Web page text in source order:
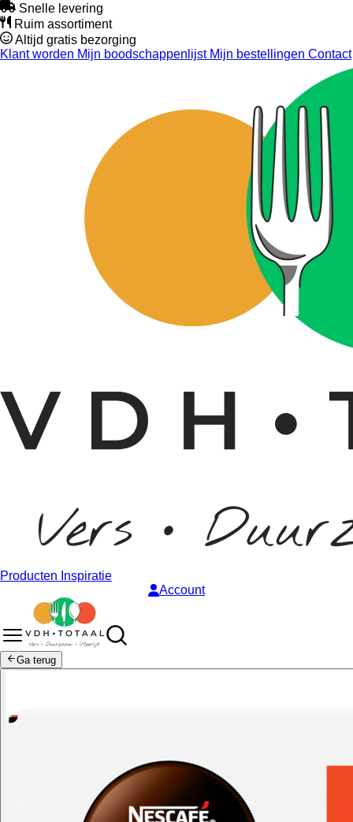
Snelle levering
Ruim assortiment
Altijd gratis bezorging
Klant worden Mijn boodschappenlijstMijn bestellingen Contact
Producten Inspiratie
Account
Ga terug